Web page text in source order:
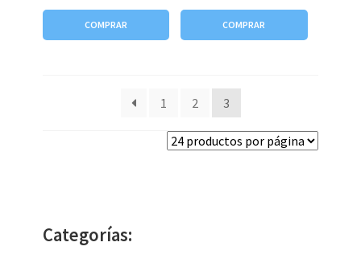
COMPRAR COMPRAR
1 2 3
Categorías: